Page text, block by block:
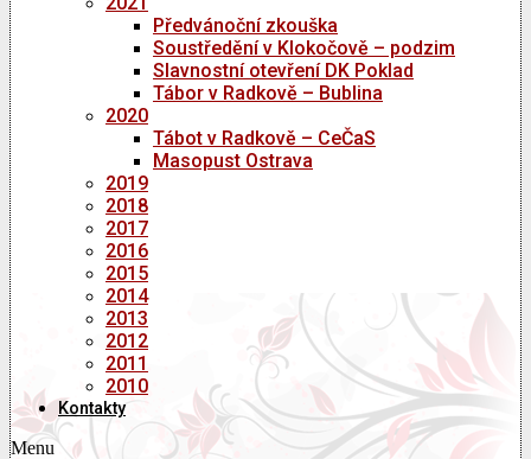
Předvánoční zkouška
Soustředění v Klokočově – podzim
Slavnostní otevření DK Poklad
Tábor v Radkově – Bublina
2020
Tábot v Radkově – CeČaS
Masopust Ostrava
2019
2018
2017
2016
2015
2014
2013
2012
2011
2010
Kontakty
Menu